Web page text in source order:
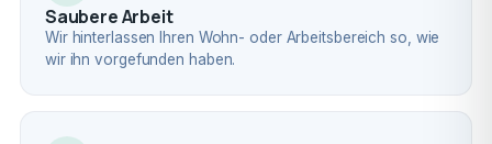
Saubere Arbeit
Wir hinterlassen Ihren Wohn- oder Arbeitsbereich so, wie
wir ihn vorgefunden haben.